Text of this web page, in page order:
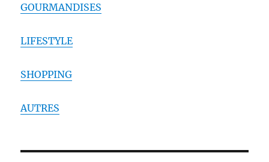
GOURMANDISES
LIFESTYLE
SHOPPING
AUTRES